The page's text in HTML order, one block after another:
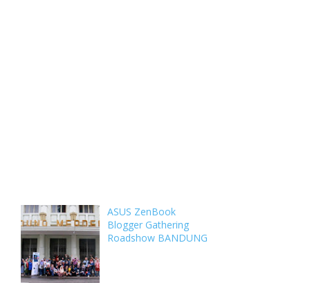
ASUS ZenBook
Blogger Gathering
Roadshow BANDUNG